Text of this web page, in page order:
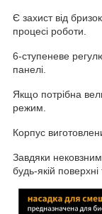
Є захист від
процесі роботи.
6-ступеневе
панелі.
Якщо потрібна
режим.
Корпус
Завдяки
будь-якій